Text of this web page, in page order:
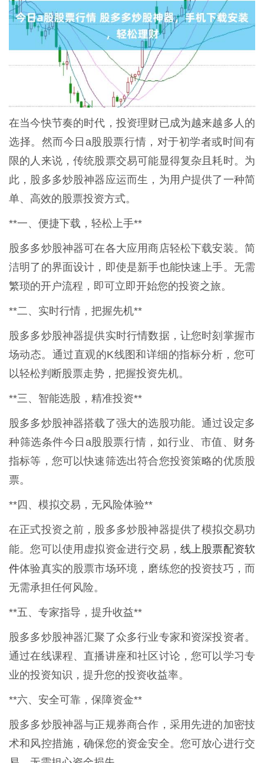
在当今快节奏的时代，投资理财已成为越来越多人的
选择。然而今日a股股票行情，对于初学者或时间有
限的人来说，传统股票交易可能显得复杂且耗时。为
此，股多多炒股神器应运而生，为用户提供了一种简
单、高效的股票投资方式。
**一、便捷下载，轻松上手**
股多多炒股神器可在各大应用商店轻松下载安装。简
洁明了的界面设计，即使是新手也能快速上手。无需
繁琐的开户流程，即可立即开始您的投资之旅。
**二、实时行情，把握先机**
股多多炒股神器提供实时行情数据，让您时刻掌握市
场动态。通过直观的K线图和详细的指标分析，您可
以轻松判断股票走势，把握投资先机。
**三、智能选股，精准投资**
股多多炒股神器搭载了强大的选股功能。通过设定多
种筛选条件今日a股股票行情，如行业、市值、财务
指标等，您可以快速筛选出符合您投资策略的优质股
票。
**四、模拟交易，无风险体验**
在正式投资之前，股多多炒股神器提供了模拟交易功
能。您可以使用虚拟资金进行交易， 线上股票配资软
件体验真实的股票市场环境，磨练您的投资技巧，而
无需承担任何风险。
**五、专家指导，提升收益**
股多多炒股神器汇聚了众多行业专家和资深投资者。
通过在线课程、直播讲座和社区讨论，您可以学习专
业的投资知识，提升您的投资收益率。
**六、安全可靠，保障资金**
股多多炒股神器与正规券商合作，采用先进的加密技
术和风控措施，确保您的资金安全。您可放心进行交